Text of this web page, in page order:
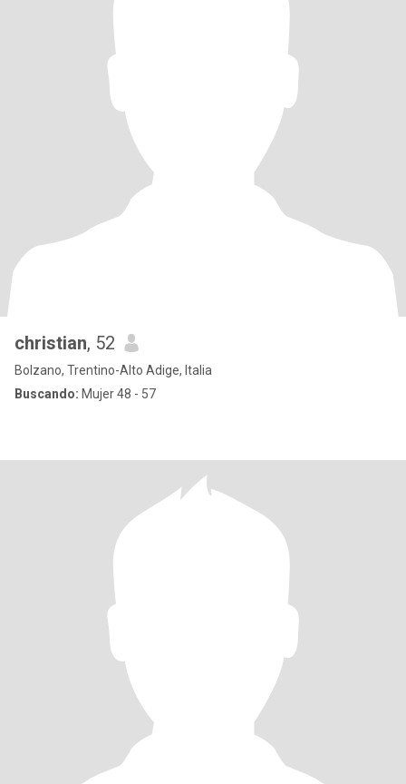
christian, 52
Bolzano, Trentino-Alto Adige, Italia
Buscando: Mujer 48 - 57